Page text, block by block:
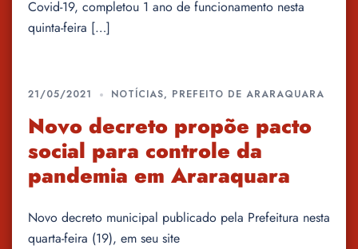
Covid-19, completou 1 ano de funcionamento nesta
quinta-feira […]
21/05/2021 NOTÍCIAS, PREFEITO DE ARARAQUARA
Novo decreto propõe pacto
social para controle da
pandemia em Araraquara
Novo decreto municipal publicado pela Prefeitura nesta
quarta-feira (19), em seu site